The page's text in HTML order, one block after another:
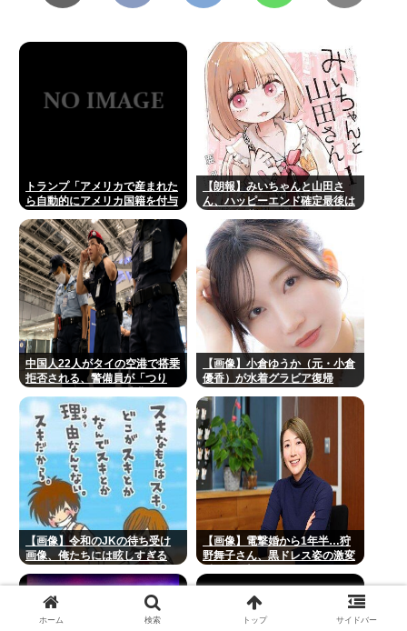
トランプ「アメリカで産まれた
ら自動的にアメリカ国籍を付与
【朗報】みいちゃんと山田さ
ん、ハッピーエンド確定最後は
る・・・・・・・・・
中国人22人がタイの空港で搭乗
拒否される、警備員が「つり
ア [8/6]
【画像】小倉ゆうか（元・小倉
優香）が水着グラビア復帰
【画像】令和のJKの待ち受け
画像、俺たちには眩しすぎる
【画像】電撃婚から1年半…狩
野舞子さん、黒ドレス姿の激変
ホーム 検索 トップ サイドバー